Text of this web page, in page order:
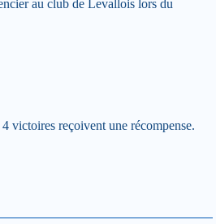
au club de Levallois lors du
victoires reçoivent une récompense.